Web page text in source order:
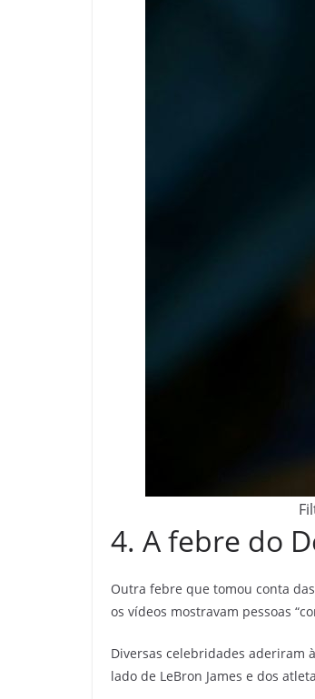
4. A febre do
Outra febre que tomou conta
os vídeos mostravam pessoas
Diversas celebridades aderiram
lado de LeBron James e dos